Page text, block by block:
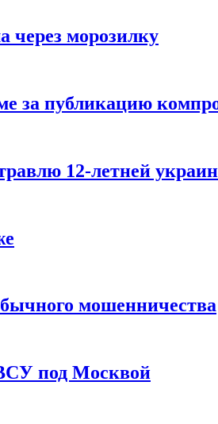
через морозилку
за публикацию
12-летней
мошенничества
под Москвой